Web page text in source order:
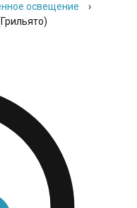
освещение
›